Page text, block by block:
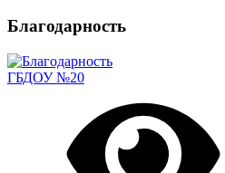
Благодарность
ГБДОУ №20